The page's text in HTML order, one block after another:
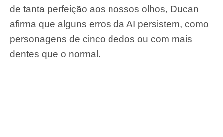
de tanta perfeição aos nossos olhos, Ducan
afirma que alguns erros da AI persistem, como
personagens de cinco dedos ou com mais
dentes que o normal.